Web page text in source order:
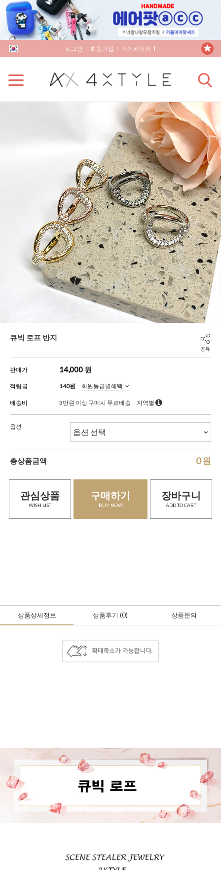
로그인 회원가입 마이페이지
큐빅 로프 반지
공유
판매가 14,000 원
적립금 140원 회원등급별혜택
배송비 3만원 이상 구매시 무료배송 지역별
옵션
총상품금액 0원
관심상품
WISH LIST
구매하기
BUY NOW
장바구니
ADD TO CART
상품상세정보 상품후기 (0) 상품문의